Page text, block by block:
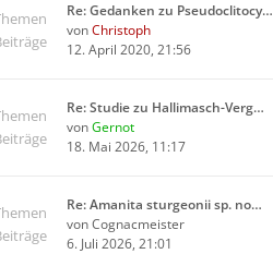
Re: Gedanken zu Pseudoclitocy…
vonChristoph
12. April 2020, 21:56
Re: Studie zu Hallimasch-Verg…
vonGernot
18. Mai 2026, 11:17
Re: Amanita sturgeonii sp. no…
vonCognacmeister
6. Juli 2026, 21:01